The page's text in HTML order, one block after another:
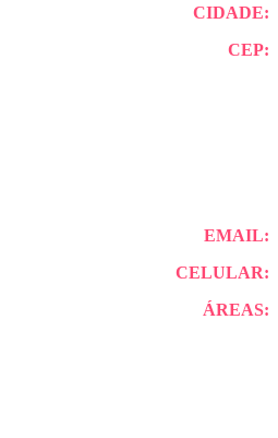
CIDADE:
CEP:
EMAIL:
CELULAR:
ÁREAS: